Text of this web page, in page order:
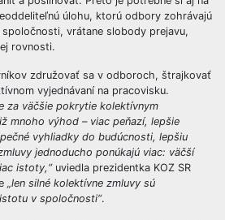
úlohu, ktorú odbory zohrávajú
vrátane slobody prejavu,
rovnosti.
združovať sa v odboroch, štrajkovať
vyjednávaní na pracovisku.
za väčšie pokrytie kolektívnym
mnoho výhod – viac peňazí, lepšie
vyhliadky do budúcnosti, lepšiu
jednoducho ponúkajú viac: väčší
istoty,“uviedla prezidentka KOZ SR
„len silné kolektívne zmluvy sú
v spoločnosti“.